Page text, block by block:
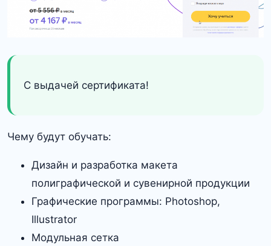
С выдачей сертификата!
Чему будут обучать:
Дизайн и разработка макета
полиграфической и сувенирной продукции
Графические программы: Photoshop,
Illustrator
Модульная сетка